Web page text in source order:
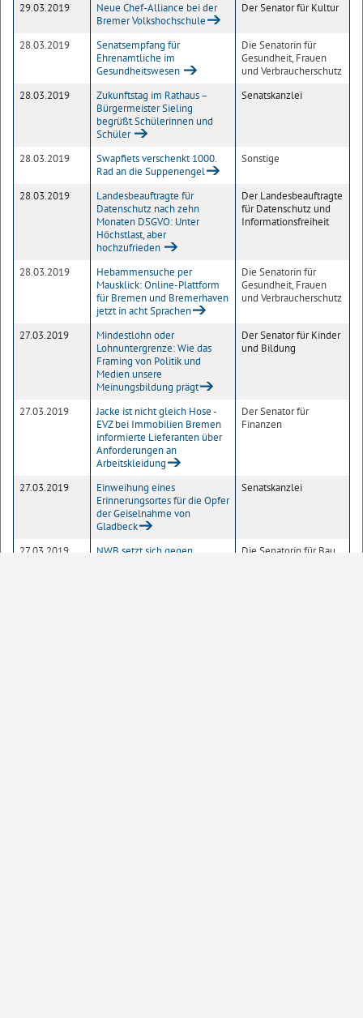
29.03.2019
Neue Chef-Alliance bei der
Bremer Volkshochschule
Der Senator für Kultur
28.03.2019
Senatsempfang für
Ehrenamtliche im
Gesundheitswesen
Die Senatorin für
Gesundheit, Frauen
und Verbraucherschutz
28.03.2019
Zukunftstag im Rathaus –
Bürgermeister Sieling
begrüßt Schülerinnen und
Schüler
Senatskanzlei
28.03.2019
Swapfiets verschenkt 1000.
Rad an die Suppenengel
Sonstige
28.03.2019
Landesbeauftragte für
Datenschutz nach zehn
Monaten DSGVO: Unter
Höchstlast, aber
hochzufrieden
Der Landesbeauftragte
für Datenschutz und
Informationsfreiheit
28.03.2019
Hebammensuche per
Mausklick: Online-Plattform
für Bremen und Bremerhaven
jetzt in acht Sprachen
Die Senatorin für
Gesundheit, Frauen
und Verbraucherschutz
27.03.2019
Mindestlohn oder
Lohnuntergrenze: Wie das
Framing von Politik und
Medien unsere
Meinungsbildung prägt
Der Senator für Kinder
und Bildung
27.03.2019
Jacke ist nicht gleich Hose -
EVZ bei Immobilien Bremen
informierte Lieferanten über
Anforderungen an
Arbeitskleidung
Der Senator für
Finanzen
27.03.2019
Einweihung eines
Erinnerungsortes für die Opfer
der Geiselnahme von
Gladbeck
Senatskanzlei
27.03.2019
NWB setzt sich gegen
Die Senatorin für Bau,